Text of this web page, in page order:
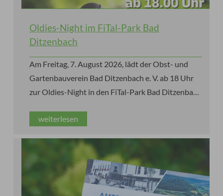
Oldies-Night im FiTal-Park Bad
Ditzenbach
Am Freitag, 7. August 2026, lädt der Obst- und
Gartenbauverein Bad Ditzenbach e. V. ab 18 Uhr
zur Oldies-Night in den FiTal-Park Bad Ditzenbach
Sommerabend mit den größten Hits der 60er-,
„Pink Panther“ und einem Special Guest sowie
leckeren Speisen und kühlen Getränken.
weiterlesen